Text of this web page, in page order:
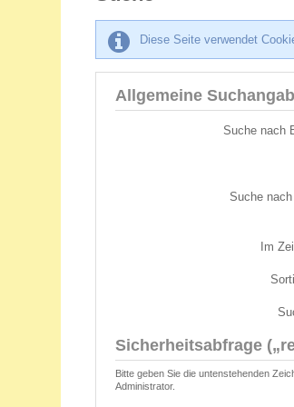
Diese Seite verwendet
Allgemeine
Suche nach
Suche
Im
Sicherheitsabfrage
Bitte geben Sie die untenstehenden
Administrator.